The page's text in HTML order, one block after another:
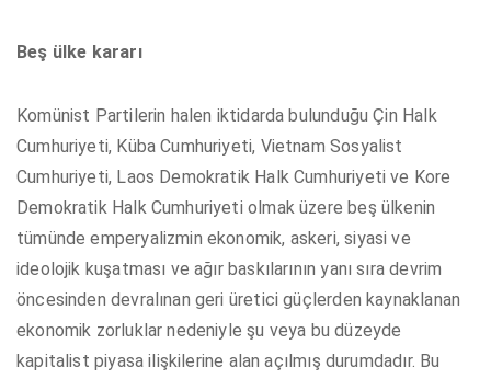
Beş ülke kararı
Komünist Partilerin halen iktidarda bulunduğu Çin Halk
Cumhuriyeti, Küba Cumhuriyeti, Vietnam Sosyalist
Cumhuriyeti, Laos Demokratik Halk Cumhuriyeti ve Kore
Demokratik Halk Cumhuriyeti olmak üzere beş ülkenin
tümünde emperyalizmin ekonomik, askeri, siyasi ve
ideolojik kuşatması ve ağır baskılarının yanı sıra devrim
öncesinden devralınan geri üretici güçlerden kaynaklanan
ekonomik zorluklar nedeniyle şu veya bu düzeyde
kapitalist piyasa ilişkilerine alan açılmış durumdadır. Bu